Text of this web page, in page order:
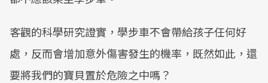
客觀的科學研究證實，學步車不會帶給孩子任何好
處，反而會增加意外傷害發生的機率，既然如此，還
要將我們的寶貝置於危險之中嗎？